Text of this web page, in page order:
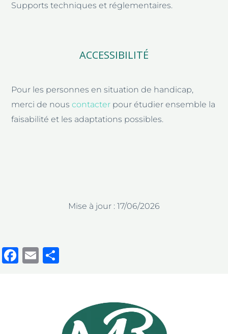
Supports techniques et réglementaires.
ACCESSIBILITÉ
Pour les personnes en situation de handicap,
merci de nouscontacter pour étudier ensemble la
faisabilité et les adaptations possibles.
Mise à jour : 17/06/2026
Facebook
Email